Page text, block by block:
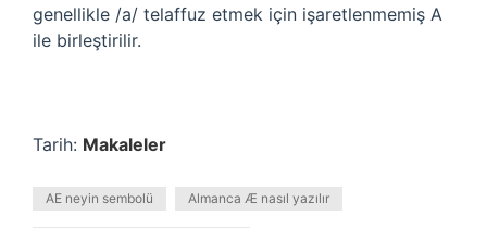
genellikle /a/ telaffuz etmek için işaretlenmemiş A
ile birleştirilir.
Tarih: Makaleler
AE neyin sembolü Almanca Æ nasıl yazılır